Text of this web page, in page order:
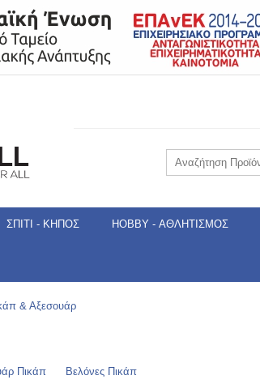
ΣΠΊΤΙ - ΚΉΠΟΣ HOBBY - ΑΘΛΗΤΙΣΜΌΣ
& Αξεσουάρ
Πικάπ Βελόνες Πικάπ